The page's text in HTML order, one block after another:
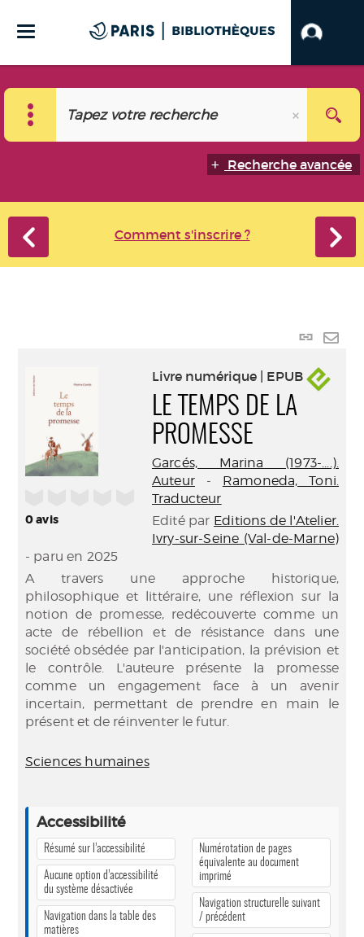
Recherche avancée
Comment s'inscrire ?
Lien
0avis
Livre numérique | EPUB
LE TEMPS DE LA
PROMESSE
Garcés, Marina (1973-....).
Auteur- Ramoneda, Toni.
Traducteur
Edité par Editions de l'Atelier.
Ivry-sur-Seine (Val-de-Marne)
- paru en 2025
A travers une approche historique,
philosophique et littéraire, une réflexion sur la
notion de promesse, redécouverte comme un
acte de rébellion et de résistance dans une
société obsédée par l'anticipation, la prévision et
le contrôle. L'auteure présente la promesse
comme un engagement face à un avenir
incertain, permettant de prendre en main le
présent et de réinventer le futur.
Sciences humaines
Accessibilité
Résumé sur l’accessibilité
Aucune option d’accessibilité
du système désactivée
Navigation dans la table des
matières
Numérotation de pages
équivalente au document
imprimé
Navigation structurelle suivant
/ précédent